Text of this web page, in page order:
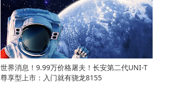
世界消息！9.99万价格屠夫！长安第二代UNI-T
尊享型上市：入门就有骁龙8155